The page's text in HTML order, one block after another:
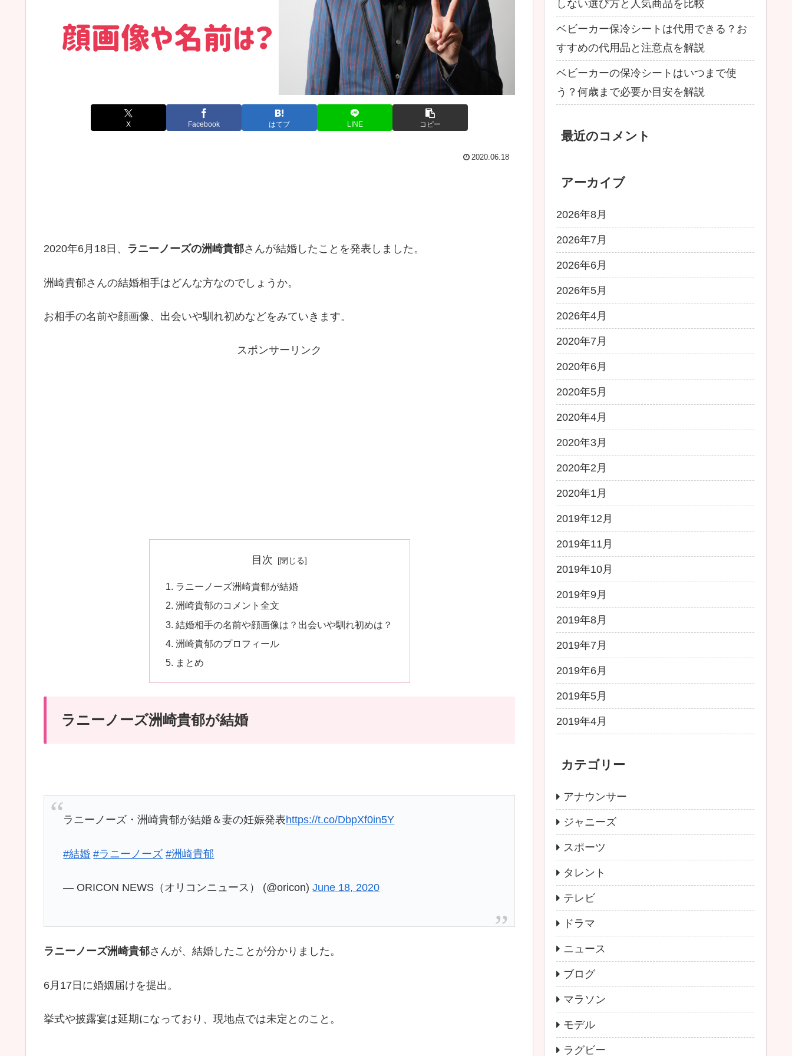
X Facebook はてブ LINE コピー
2020.06.18
2020年6月18日、 ラニーノーズの洲崎貴郁さんが結婚したことを発表しました。
洲崎貴郁さんの結婚相手はどんな方なのでしょうか。
お相手の名前や顔画像、出会いや馴れ初めなどをみていきます。
スポンサーリンク
目次
ラニーノーズ洲崎貴郁が結婚
洲崎貴郁のコメント全文
結婚相手の名前や顔画像は？出会いや馴れ初めは？
洲崎貴郁のプロフィール
まとめ
ラニーノーズ洲崎貴郁が結婚
ラニーノーズ・洲崎貴郁が結婚＆妻の妊娠発表https://t.co/DbpXf0in5Y
#結婚 #ラニーノーズ #洲崎貴郁
— ORICON NEWS（オリコンニュース） (@oricon)June 18, 2020
ラニーノーズ洲崎貴郁さんが、結婚したことが分かりました。
6月17日に婚姻届けを提出。
挙式や披露宴は延期になっており、現地点では未定とのこと。
しない選び方と人気商品を比較
ベビーカー保冷シートは代用できる？お
すすめの代用品と注意点を解説
ベビーカーの保冷シートはいつまで使
う？何歳まで必要か目安を解説
最近のコメント
アーカイブ
2026年8月
2026年7月
2026年6月
2026年5月
2026年4月
2020年7月
2020年6月
2020年5月
2020年4月
2020年3月
2020年2月
2020年1月
2019年12月
2019年11月
2019年10月
2019年9月
2019年8月
2019年7月
2019年6月
2019年5月
2019年4月
カテゴリー
アナウンサー
ジャニーズ
スポーツ
タレント
テレビ
ドラマ
ニュース
ブログ
マラソン
モデル
ラグビー